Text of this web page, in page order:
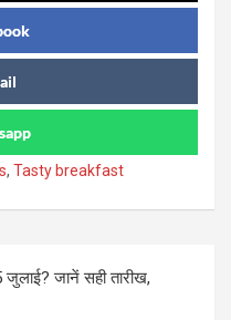
, Tasty breakfast
जानें सही तारीख,